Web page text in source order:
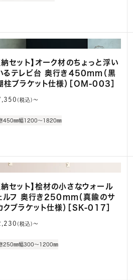
納セット】オーク材のちょっと浮い
るテレビ台 奥行き450mm（黒
柱ブラケット仕様）［OM-003］
(税込)〜
450㎜幅1200～1820㎜
納セット】桧材の小さなウォール
ルフ 奥行き250mm（真鍮のサ
クブラケット仕様）［SK-017］
(税込)〜
250㎜幅300～1200㎜